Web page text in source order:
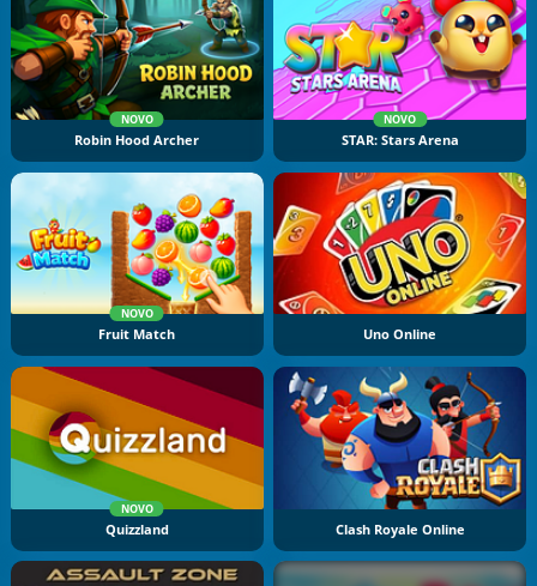
NOVO
Robin Hood Archer
NOVO
STAR: Stars Arena
NOVO
Fruit Match Uno Online
NOVO
Quizzland Clash Royale Online